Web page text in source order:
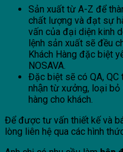
Sản xuất từ A-Z để
chất lượng và đạt sự
vấn của đại diện kinh
lệnh sản xuất sẽ đều
Khách Hàng đặc biệt
NOSAVA.
Đặc biệt sẽ có QA,
nhận từ xưởng, loại
hàng cho khách.
Để được tư vấn thiết kế và
lòng liên hệ qua các hình